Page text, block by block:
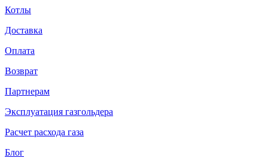
Котлы
Доставка
Оплата
Возврат
Партнерам
Эксплуатация газгольдера
Расчет расхода газа
Блог